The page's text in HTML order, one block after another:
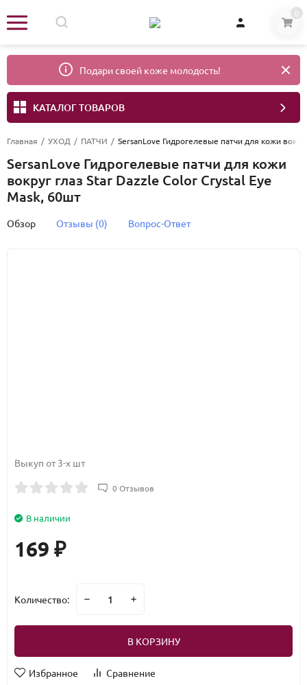
0
Подари своей коже молодость!
КАТАЛОГ ТОВАРОВ
Главная / УХОД / ПАТЧИ / SersanLove Гидрогелевые патчи для кожи
SersanLove Гидрогелевые патчи для кожи
вокруг глаз Star Dazzle Color Crystal Eye
Mask, 60шт
Обзор Отзывы (0) Вопрос-Ответ
Выкуп от 3-х шт
0 Отзывов
В наличии
169 ₽
Количество:
В КОРЗИНУ
Избранное
Сравнение